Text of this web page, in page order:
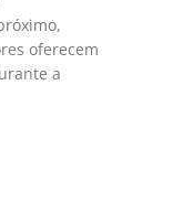
oferecem
a